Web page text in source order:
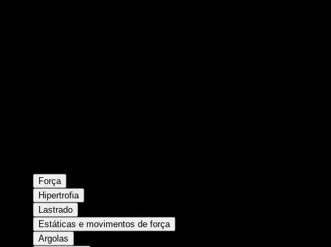
Força
Hipertrofia
Lastrado
Estáticas e movimentos de força
Argolas